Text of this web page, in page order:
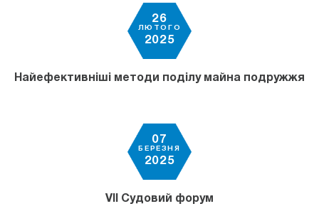
26
ЛЮТОГО
2025
Найефективніші методи поділу майна подружжя
07
БЕРЕЗНЯ
2025
VII Судовий форум